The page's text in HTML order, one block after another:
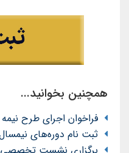
همچنین بخوانید...
فراخوان اجرای طرح
ثبت نام دوره‌های نیمسال